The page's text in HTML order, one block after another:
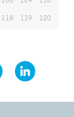
118 119 120